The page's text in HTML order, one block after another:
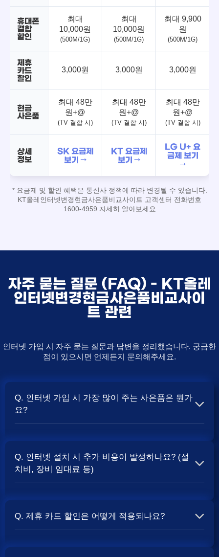
휴대폰
결합
할인
최대
10,000원
(500M/1G)
최대
10,000원
(500M/1G)
최대 9,900
원
(500M/1G)
제휴
카드
할인
3,000원 3,000원 3,000원
현금
사은품
최대 48만
원+@
(TV 결합 시)
최대 48만
원+@
(TV 결합 시)
최대 48만
원+@
(TV 결합 시)
상세
정보
SK 요금제
보기 →
KT 요금제
보기 →
LG U+ 요
금제 보기
→
* 요금제 및 할인 혜택은 통신사 정책에 따라 변경될 수 있습니다.
KT올레인터넷변경현금사은품비교사이트 고객센터 전화번호
1600-4959 자세히 알아보세요
자주 묻는 질문 (FAQ) - KT올레
인터넷변경현금사은품비교사이
트 관련
인터넷 가입 시 자주 묻는 질문과 답변을 정리했습니다. 궁금한
점이 있으시면 언제든지 문의해주세요.
Q. 인터넷 가입 시 가장 많이 주는 사은품은 뭔가
요?
보통 500Mbps 또는 1Gbps 인터넷을 TV와 결합하여 가입
할 때 현금 사은품 및 상품권 혜택이 더 크게 지급되는 경향
Q. 인터넷 설치 시 추가 비용이 발생하나요? (설
치비, 장비 임대료 등)
청구되는 경우가 많습니다. 다만, 인터넷 상품 및 프로모션
Q. 제휴 카드 할인은 어떻게 적용되나요?